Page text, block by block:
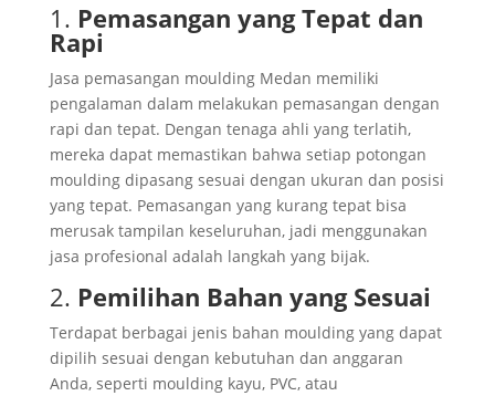
1. Pemasangan yang Tepat dan
Rapi
Jasa pemasangan moulding Medan memiliki
pengalaman dalam melakukan pemasangan dengan
rapi dan tepat. Dengan tenaga ahli yang terlatih,
mereka dapat memastikan bahwa setiap potongan
moulding dipasang sesuai dengan ukuran dan posisi
yang tepat. Pemasangan yang kurang tepat bisa
merusak tampilan keseluruhan, jadi menggunakan
jasa profesional adalah langkah yang bijak.
2. Pemilihan Bahan yang Sesuai
Terdapat berbagai jenis bahan moulding yang dapat
dipilih sesuai dengan kebutuhan dan anggaran
Anda, seperti moulding kayu, PVC, atau